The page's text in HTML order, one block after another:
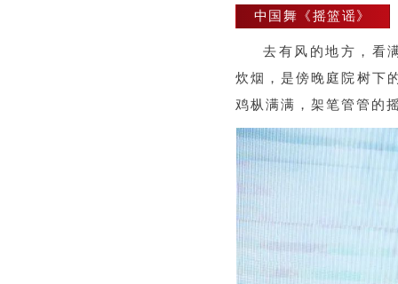
中国舞《摇篮谣》
去有风的地方，看
炊烟，是傍晚庭院树下
鸡枞满满，架笔管管的